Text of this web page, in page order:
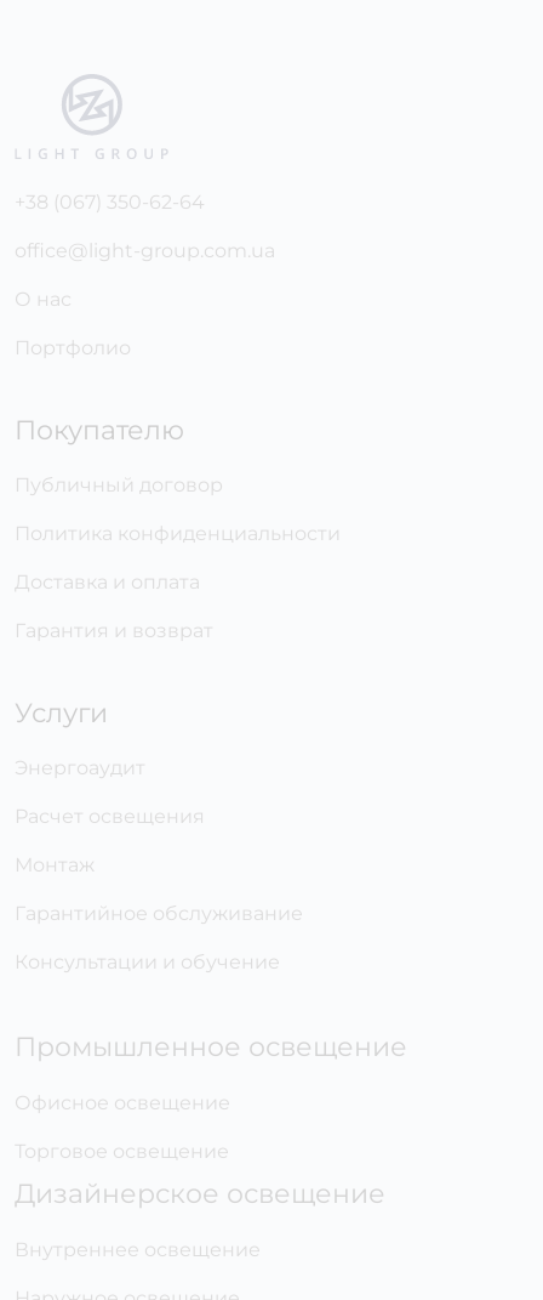
+38 (067) 350-62-64
office@light-group.com.ua
О нас
Портфолио
Покупателю
Публичный договор
Политика конфиденциальности
Доставка и оплата
Гарантия и возврат
Услуги
Энергоаудит
Расчет освещения
Монтаж
Гарантийное обслуживание
Консультации и обучение
Промышленное освещение
Офисное освещение
Торговое освещение
Дизайнерское освещение
Внутреннее освещение